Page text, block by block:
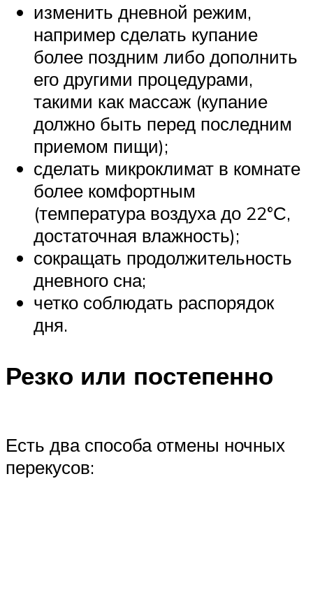
изменить дневной режим,
например сделать купание
более поздним либо дополнить
его другими процедурами,
такими как массаж (купание
должно быть перед последним
приемом пищи);
сделать микроклимат в комнате
более комфортным
(температура воздуха до 22°С,
достаточная влажность);
сокращать продолжительность
дневного сна;
четко соблюдать распорядок
дня.
Резко или постепенно
Есть два способа отмены ночных
перекусов: